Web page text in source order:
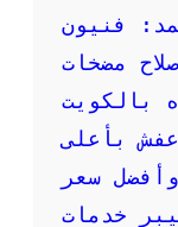
فنيون
مضخات
بالكويت
بأعلى
سعر
خدمات